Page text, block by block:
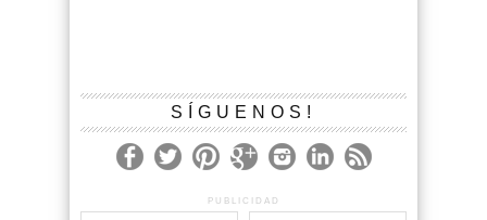
SÍGUENOS!
PUBLICIDAD